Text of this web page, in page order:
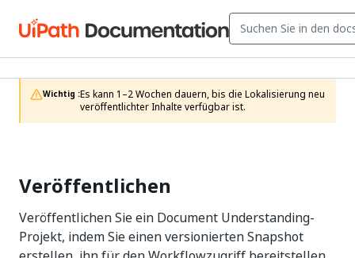
Wichtig :Es kann 1–2 Wochen dauern, bis die Lokalisierung neu
veröffentlichter Inhalte verfügbar ist.
Veröffentlichen
Veröffentlichen Sie ein Document Understanding-
Projekt, indem Sie einen versionierten Snapshot